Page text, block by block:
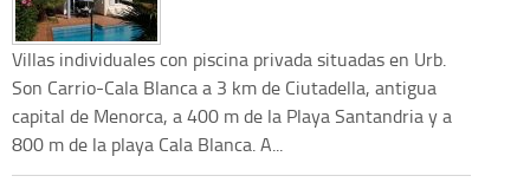
Villas individuales con piscina privada situadas en Urb.
Son Carrio-Cala Blanca a 3 km de Ciutadella, antigua
capital de Menorca, a 400 m de la Playa Santandria y a
800 m de la playa Cala Blanca. A...